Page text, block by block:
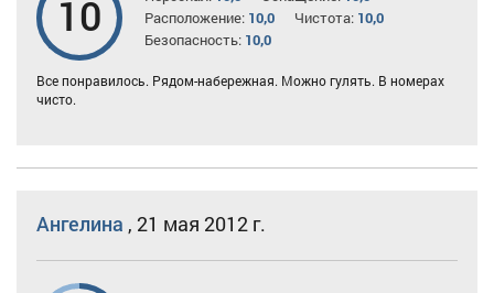
10
Расположение: 10,0 Чистота: 10,0
Безопасность: 10,0
Все понравилось. Рядом-набережная. Можно гулять. В номерах
чисто.
Ангелина , 21 мая 2012 г.